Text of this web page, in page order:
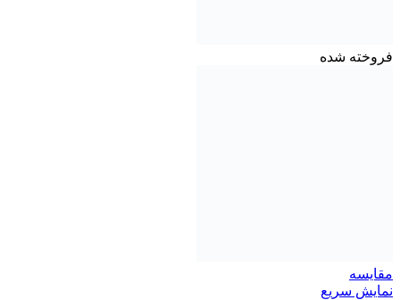
فروخته شده
مقايسه
نمایش سریع